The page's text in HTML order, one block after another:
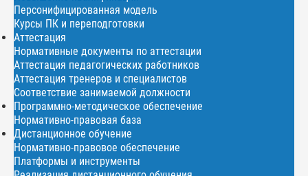
Персонифицированная модель
Курсы ПК и переподготовки
Аттестация
Нормативные документы по аттестации
Аттестация педагогических работников
Аттестация тренеров и специалистов
Соответствие занимаемой должности
Программно-методическое обеспечение
Нормативно-правовая база
Дистанционное обучение
Нормативно-правовое обеспечение
Платформы и инструменты